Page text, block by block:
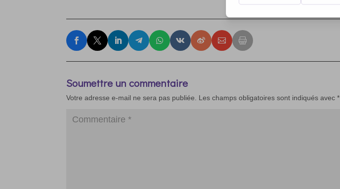
Soumettre un commentaire
Votre adresse e-mail ne sera pas publiée. Les champs obligatoires sont indiqués avec*